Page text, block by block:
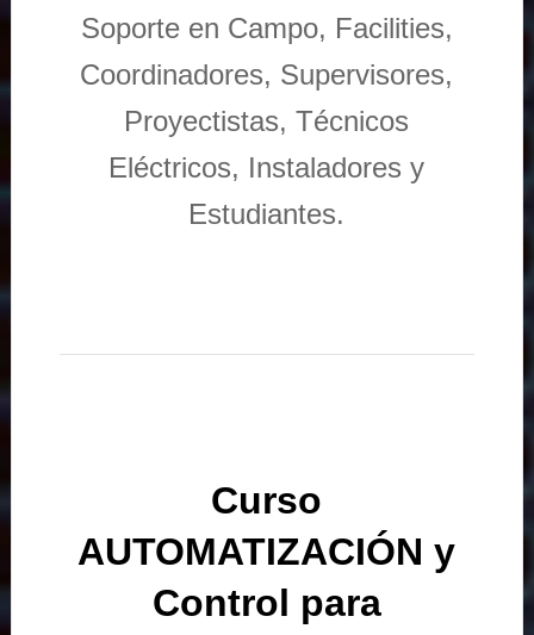
Soporte en Campo, Facilities,
Coordinadores, Supervisores,
Proyectistas, Técnicos
Eléctricos, Instaladores y
Estudiantes.
Curso
AUTOMATIZACIÓN y
Control para